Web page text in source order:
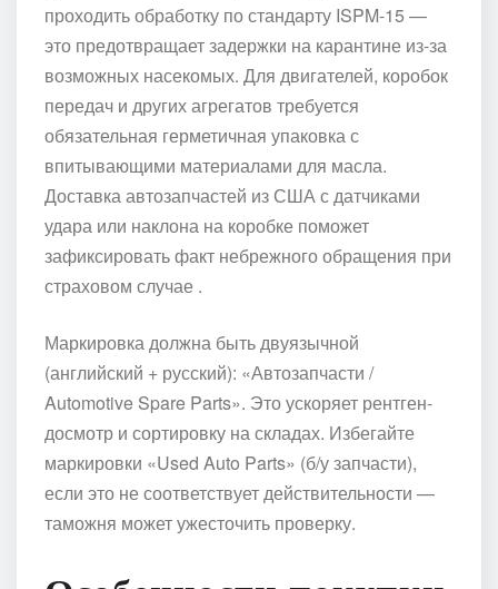
проходить обработку по стандарту ISPM-15 —
это предотвращает задержки на карантине из-за
возможных насекомых. Для двигателей, коробок
передач и других агрегатов требуется
обязательная герметичная упаковка с
впитывающими материалами для масла.
Доставка автозапчастей из США с датчиками
удара или наклона на коробке поможет
зафиксировать факт небрежного обращения при
страховом случае .
Маркировка должна быть двуязычной
(английский + русский): «Автозапчасти /
Automotive Spare Parts». Это ускоряет рентген-
досмотр и сортировку на складах. Избегайте
маркировки «Used Auto Parts» (б/у запчасти),
если это не соответствует действительности —
таможня может ужесточить проверку.